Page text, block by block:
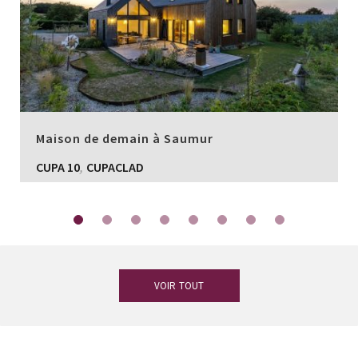
Maison de demain à Saumur
CUPA 10, CUPACLAD
VOIR TOUT